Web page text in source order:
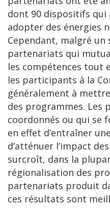
dont 90 dispositifs qui
adopter des énergies
Cependant, malgré
partenariats qui
les compétences tout
les participants à la
généralement à
des programmes. Les
coordonnés ou qui se
en effet d’entraîner
d’atténuer l’impact
surcroît, dans la
régionalisation des
partenariats produit
ces résultats sont